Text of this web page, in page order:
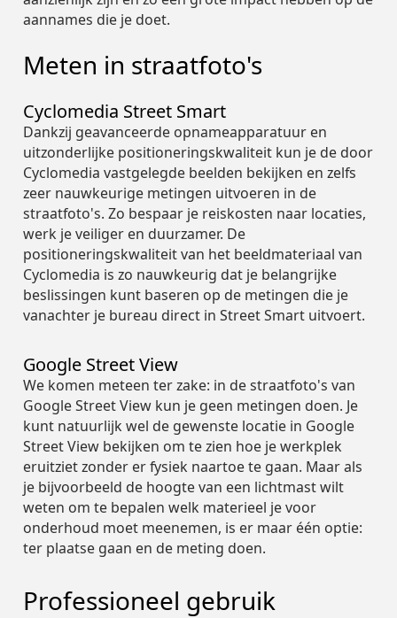
aannames die je doet.
Meten in straatfoto's
Cyclomedia Street Smart
Dankzij geavanceerde opnameapparatuur en
uitzonderlijke positioneringskwaliteit kun je de door
Cyclomedia vastgelegde beelden bekijken en zelfs
zeer nauwkeurige metingen uitvoeren in de
straatfoto's. Zo bespaar je reiskosten naar locaties,
werk je veiliger en duurzamer. De
positioneringskwaliteit van het beeldmateriaal van
Cyclomedia is zo nauwkeurig dat je belangrijke
beslissingen kunt baseren op de metingen die je
vanachter je bureau direct in Street Smart uitvoert.
Google Street View
We komen meteen ter zake: in de straatfoto's van
Google Street View kun je geen metingen doen. Je
kunt natuurlijk wel de gewenste locatie in Google
Street View bekijken om te zien hoe je werkplek
eruitziet zonder er fysiek naartoe te gaan. Maar als
je bijvoorbeeld de hoogte van een lichtmast wilt
weten om te bepalen welk materieel je voor
onderhoud moet meenemen, is er maar één optie:
ter plaatse gaan en de meting doen.
Professioneel gebruik